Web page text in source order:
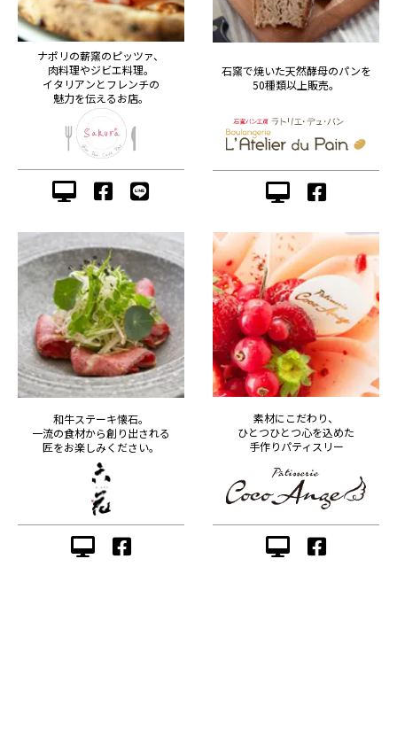
ナポリの薪窯のピッツァ、
肉料理やジビエ料理。
イタリアンとフレンチの
魅力を伝えるお店。
石窯で焼いた天然酵母のパンを
50種類以上販売。
和牛ステーキ懐石。
一流の食材から創り出される
匠をお楽しみください。
素材にこだわり、
ひとつひとつ心を込めた
手作りパティスリー